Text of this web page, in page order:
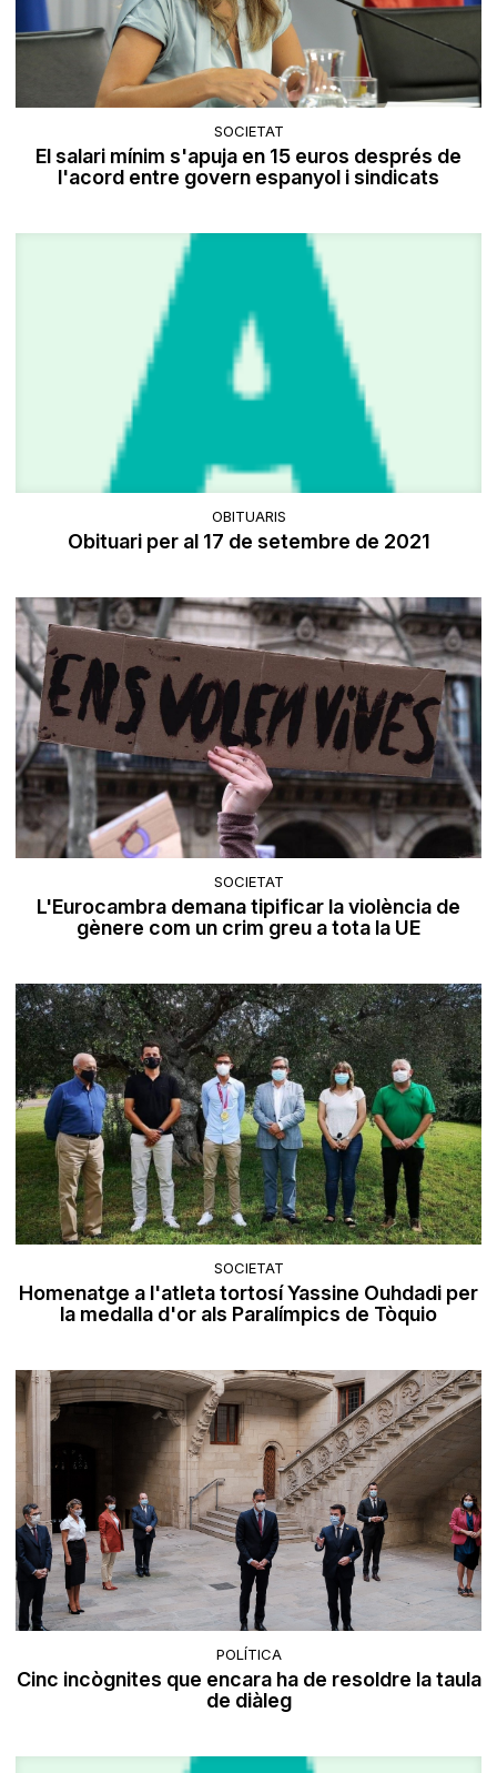
SOCIETAT
El salari mínim s'apuja en 15 euros després de
l'acord entre govern espanyol i sindicats
OBITUARIS
Obituari per al 17 de setembre de 2021
SOCIETAT
L'Eurocambra demana tipificar la violència de
gènere com un crim greu a tota la UE
SOCIETAT
Homenatge a l'atleta tortosí Yassine Ouhdadi per
la medalla d'or als Paralímpics de Tòquio
POLÍTICA
Cinc incògnites que encara ha de resoldre la taula
de diàleg